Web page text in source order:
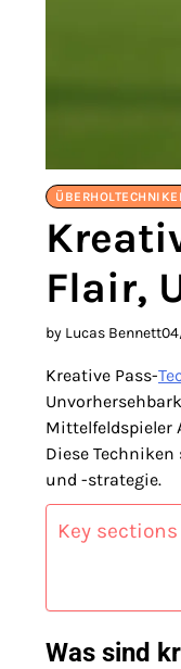
Flair,
by Lucas Bennett
Kreative Pass-
Mittelfeldspieler
Diese
und -strategie.
Key
Was sind